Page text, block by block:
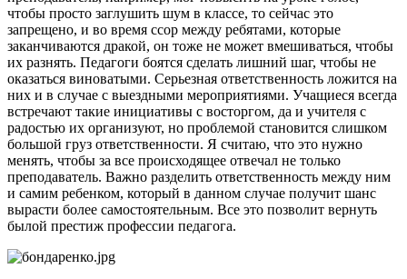
чтобы просто заглушить шум в классе, то сейчас это
запрещено, и во время ссор между ребятами, которые
заканчиваются дракой, он тоже не может вмешиваться, чтобы
их разнять. Педагоги боятся сделать лишний шаг, чтобы не
оказаться виноватыми. Серьезная ответственность ложится на
них и в случае с выездными мероприятиями. Учащиеся всегда
встречают такие инициативы с восторгом, да и учителя с
радостью их организуют, но проблемой становится слишком
большой груз ответственности. Я считаю, что это нужно
менять, чтобы за все происходящее отвечал не только
преподаватель. Важно разделить ответственность между ним
и самим ребенком, который в данном случае получит шанс
вырасти более самостоятельным. Все это позволит вернуть
былой престиж профессии педагога.